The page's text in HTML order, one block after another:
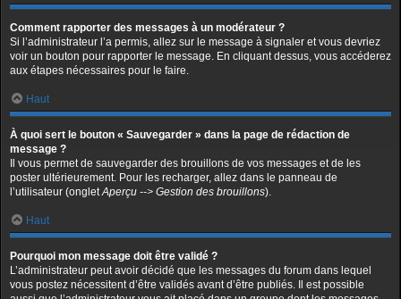
Comment rapporter des messages à un modérateur ?
Si l’administrateur l’a permis, allez sur le message à signaler et vous devriez
voir un bouton pour rapporter le message. En cliquant dessus, vous accéderez
aux étapes nécessaires pour le faire.
Haut
À quoi sert le bouton « Sauvegarder » dans la page de rédaction de
message ?
Il vous permet de sauvegarder des brouillons de vos messages et de les
poster ultérieurement. Pour les recharger, allez dans le panneau de
l’utilisateur (ongletAperçu --> Gestion des brouillons).
Haut
Pourquoi mon message doit être validé ?
L’administrateur peut avoir décidé que les messages du forum dans lequel
vous postez nécessitent d’être validés avant d’être publiés. Il est possible